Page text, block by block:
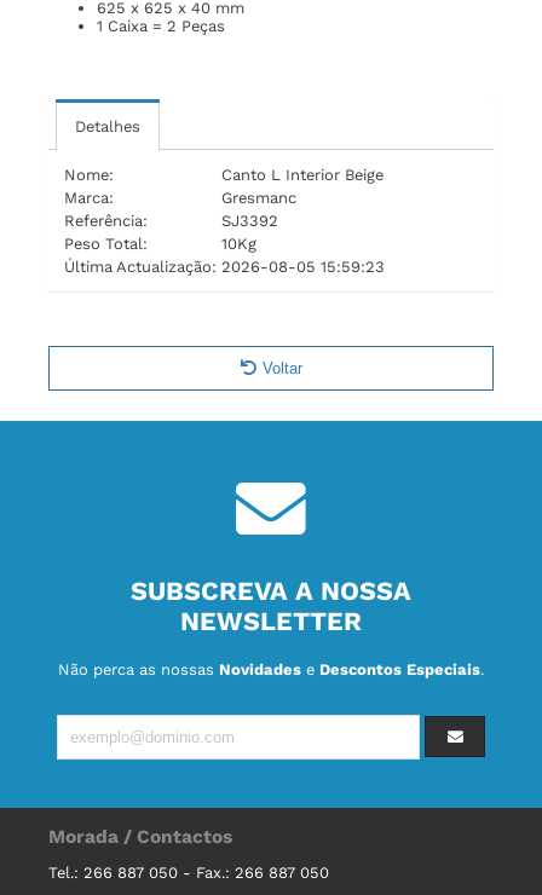
625 x 625 x 40 mm
1 Caixa = 2 Peças
Detalhes
Nome:
Canto L Interior Beige
Marca:
Gresmanc
Referência:
SJ3392
Peso Total:
10Kg
Última Actualização: 2026-08-05 15:59:23
Voltar
SUBSCREVA A NOSSA
NEWSLETTER
Não perca as nossas Novidades e Descontos Especiais.
Morada / Contactos
Tel.: 266 887 050 - Fax.: 266 887 050